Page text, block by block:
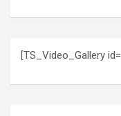
[TS_Video_Gallery